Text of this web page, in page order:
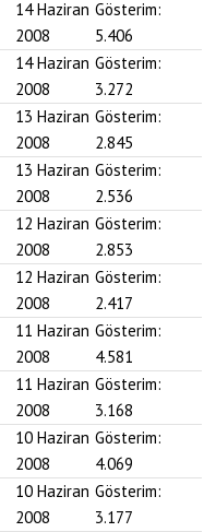
14 Haziran
2008
Gösterim:
5.406
14 Haziran
2008
Gösterim:
3.272
13 Haziran
2008
Gösterim:
2.845
13 Haziran
2008
Gösterim:
2.536
12 Haziran
2008
Gösterim:
2.853
12 Haziran
2008
Gösterim:
2.417
11 Haziran
2008
Gösterim:
4.581
11 Haziran
2008
Gösterim:
3.168
10 Haziran
2008
Gösterim:
4.069
10 Haziran
2008
Gösterim:
3.177